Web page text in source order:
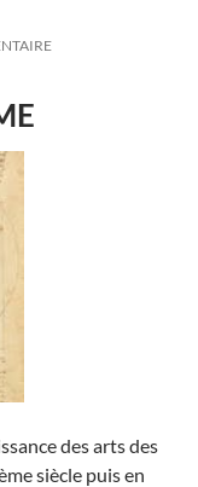
des arts des
siècle puis en